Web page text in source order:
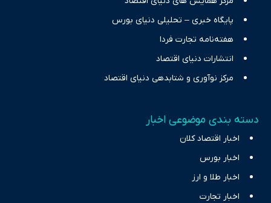
پایگاه خبری – تحلیلی دنیای بورس
هفته‌نامه تجارت فردا
انتشارات دنیای اقتصاد
مرکز نوآوری و شتابدهی دنیای اقتصاد
دسته بندی موضوعی اخبار
اخبار اقتصاد کلان
اخبار بورس
اخبار طلا و ارز
اخبار تجارت